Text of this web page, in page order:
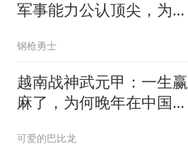
军事能力公认顶尖，为何
钢枪勇士
越南战神武元甲：一生赢
麻了，为何晚年在中国养
可爱的巴比龙